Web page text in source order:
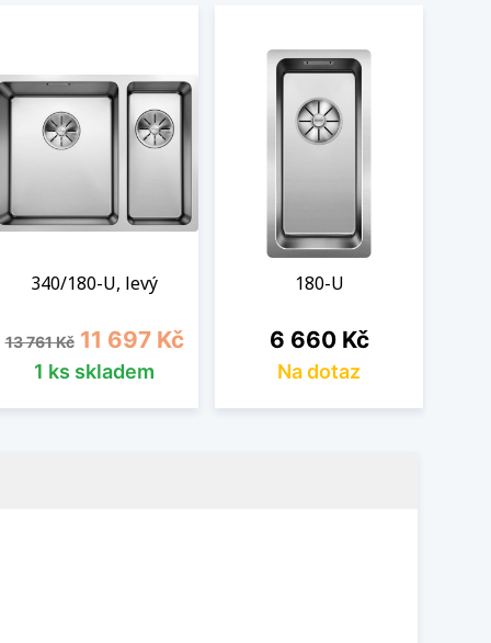
340/180-U, levý
Běžná cena
13 761 Kč Cena
11 697 Kč
1 ks skladem
180-U
Cena
6 660 Kč
Na dotaz